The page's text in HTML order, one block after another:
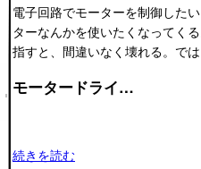
電子回路でモーターを制御した
ターなんかを使いたくなってく
指すと、間違いなく壊れる。では
モータードライ…
続きを読む